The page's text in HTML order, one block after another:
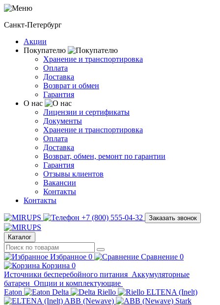
Санкт-Петербург
Акции
Покупателю
Хранение и транспортировка
Оплата
Доставка
Возврат и обмен
Гарантия
О нас
Лицензии и сертификаты
Документы
Хранение и транспортировка
Оплата
Доставка
Возврат, обмен, ремонт по гарантии
Гарантия
Отзывы клиентов
Вакансии
Контакты
Контакты
+7 (800) 555-04-32 Заказать звонок
Каталог
Избранное 0 Сравнение 0
Корзина 0
Источники бесперебойного питания Аккумуляторные
батареи Опции и комплектующие
Eaton
Delta Riello
ELTENA (Inelt)
ABB (Newave)
Stark